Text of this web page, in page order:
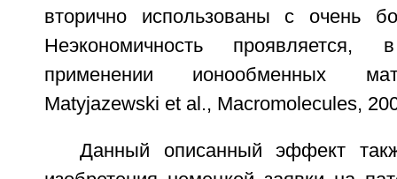
вторично использованы с очень
Неэкономичность
применении ионообменных
Matyjazewski et al., Macromolecules,
Данный описанный эффект